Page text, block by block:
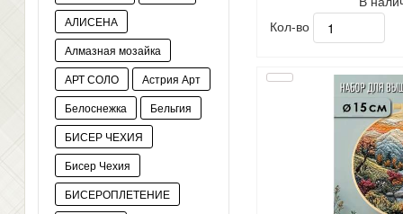
АЛИСЕНА
Алмазная мозайка
АРТ СОЛО
Астрия Арт
Белоснежка
Бельгия
БИСЕР ЧЕХИЯ
Бисер Чехия
БИСЕРОПЛЕТЕНИЕ
Кол-во